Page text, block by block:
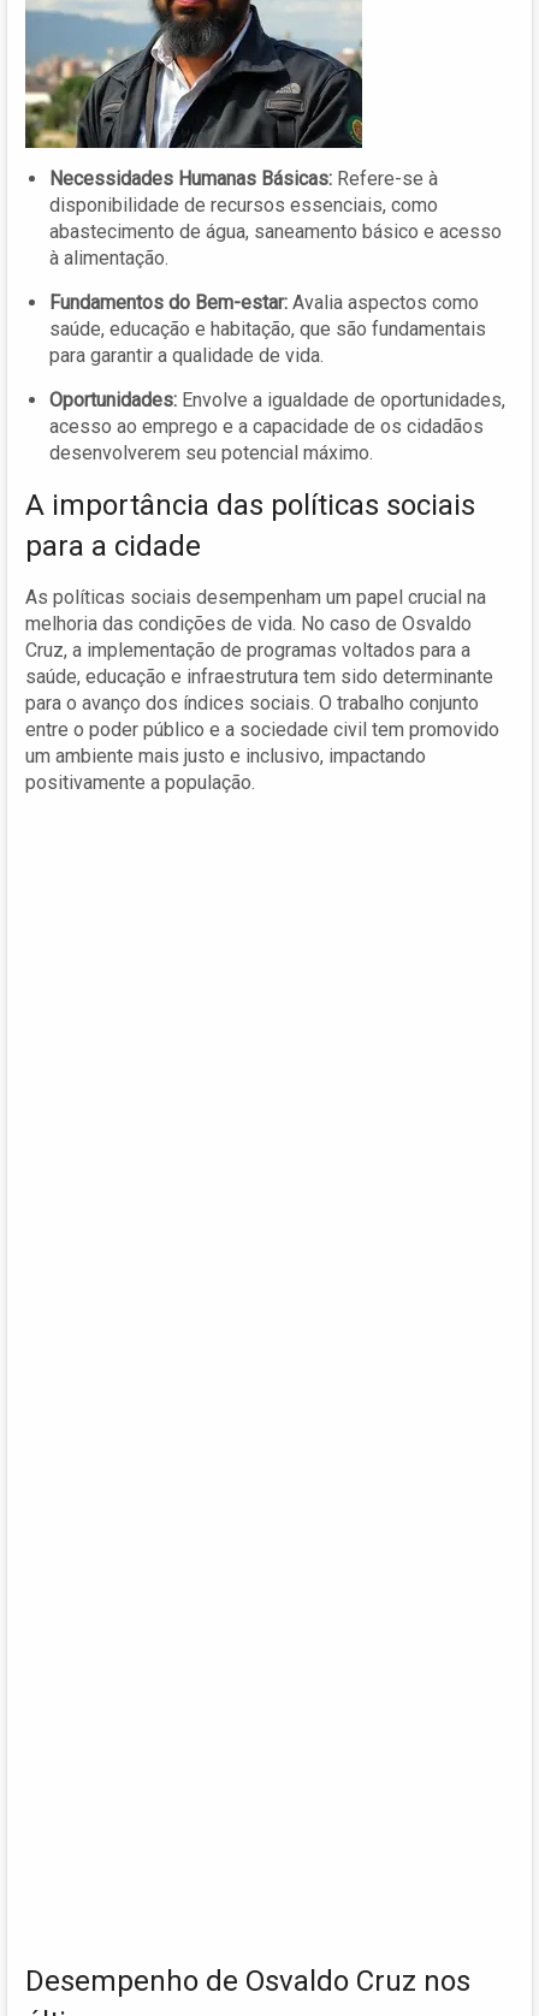
Necessidades Humanas Básicas: Refere-se à
disponibilidade de recursos essenciais, como
abastecimento de água, saneamento básico e acesso
à alimentação.
Fundamentos do Bem-estar: Avalia aspectos como
saúde, educação e habitação, que são fundamentais
para garantir a qualidade de vida.
Oportunidades: Envolve a igualdade de oportunidades,
acesso ao emprego e a capacidade de os cidadãos
desenvolverem seu potencial máximo.
A importância das políticas sociais
para a cidade
As políticas sociais desempenham um papel crucial na
melhoria das condições de vida. No caso de Osvaldo
Cruz, a implementação de programas voltados para a
saúde, educação e infraestrutura tem sido determinante
para o avanço dos índices sociais. O trabalho conjunto
entre o poder público e a sociedade civil tem promovido
um ambiente mais justo e inclusivo, impactando
positivamente a população.
Desempenho de Osvaldo Cruz nos